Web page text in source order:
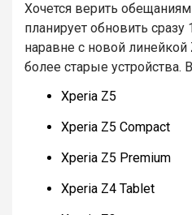
Хочется верить обещаниям
планирует обновить
наравне с новой линейкой
более старые устройства.
Xperia Z5
Xperia Z5 Compact
Xperia Z5 Premium
Xperia Z4 Tablet